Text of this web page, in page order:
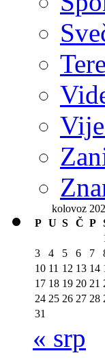
kolovoz
P U S Č P
3
4 5 6 7
10 11 12 13 14
17 18 19 20 21
24 25 26 27 28
31
« srp